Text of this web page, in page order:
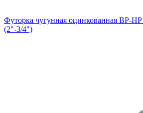
Футорка чугунная оцинкованная ВР-
(2″-3/4″)